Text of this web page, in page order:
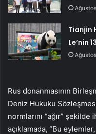
Tianjin
Le’nin
Rus donanmasının
Deniz Hukuku
normlarını “ağır”
açıklamada, “Bu